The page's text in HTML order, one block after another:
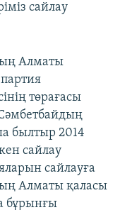
сайлау
Алматы
төрағасы
былтыр 2014
сайлау
сайлауға
Алматы қаласы
бұрынғы